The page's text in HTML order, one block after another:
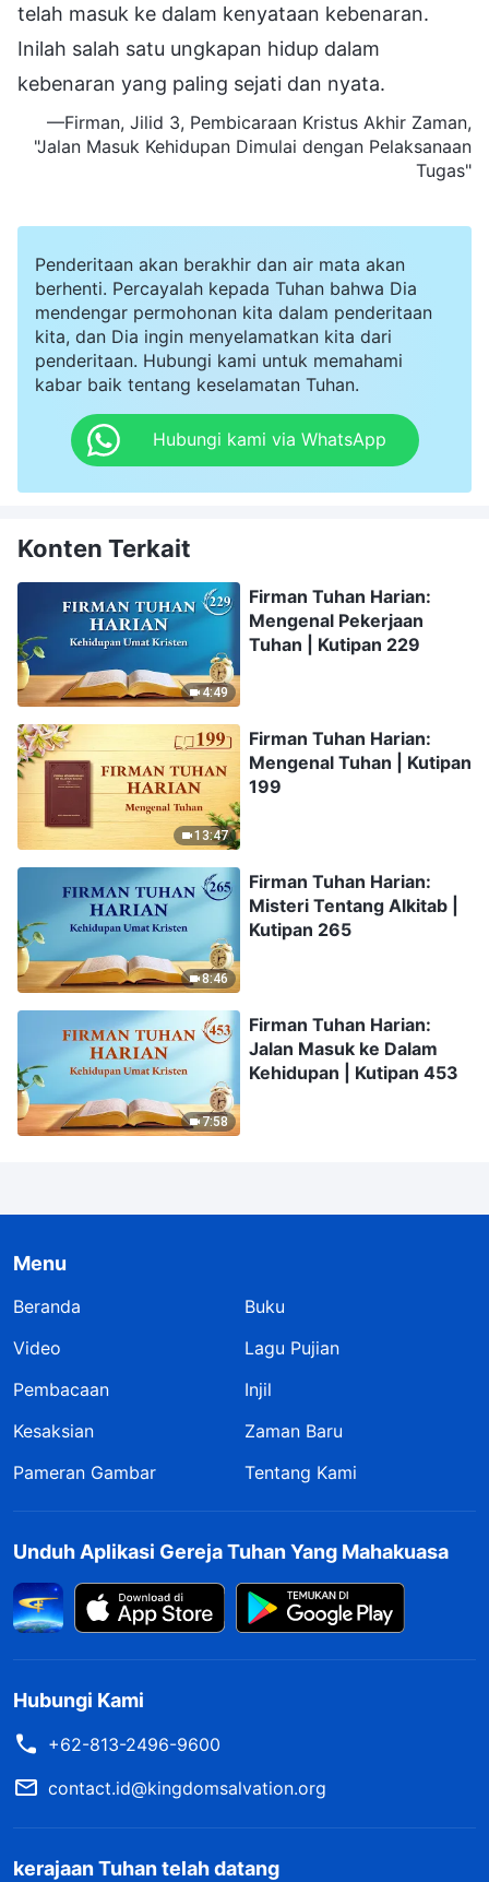
telah masuk ke dalam kenyataan kebenaran.
Inilah salah satu ungkapan hidup dalam
kebenaran yang paling sejati dan nyata.
—Firman, Jilid 3, Pembicaraan Kristus Akhir Zaman,
"Jalan Masuk Kehidupan Dimulai dengan Pelaksanaan
Tugas"
Penderitaan akan berakhir dan air mata akan
berhenti. Percayalah kepada Tuhan bahwa Dia
mendengar permohonan kita dalam penderitaan
kita, dan Dia ingin menyelamatkan kita dari
penderitaan. Hubungi kami untuk memahami
kabar baik tentang keselamatan Tuhan.
Hubungi kami via WhatsApp
Konten Terkait
4:49
Firman Tuhan Harian:
Mengenal Pekerjaan
Tuhan | Kutipan 229
13:47
Firman Tuhan Harian:
Mengenal Tuhan | Kutipan
199
8:46
Firman Tuhan Harian:
Misteri Tentang Alkitab |
Kutipan 265
7:58
Firman Tuhan Harian:
Jalan Masuk ke Dalam
Kehidupan | Kutipan 453
Menu
Beranda
Buku
Video
Lagu Pujian
Pembacaan
Injil
Kesaksian
Zaman Baru
Pameran Gambar
Tentang Kami
Unduh Aplikasi Gereja Tuhan Yang Mahakuasa
Hubungi Kami
+62-813-2496-9600
contact.id@kingdomsalvation.org
kerajaan Tuhan telah datang